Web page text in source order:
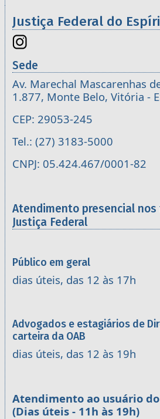
Justiça Federal do
Sede
Av. Marechal Mascarenhas
1.877, Monte Belo, Vitória -
CEP: 29053-245
Tel.: (27) 3183-5000
CNPJ: 05.424.467/0001-82
Atendimento presencial nos
Justiça Federal
Público em geral
dias úteis, das 12 às 17h
Advogados e estagiários de
carteira da OAB
dias úteis, das 12 às 19h
Atendimento ao usuário do
(Dias úteis - 11h às 19h)